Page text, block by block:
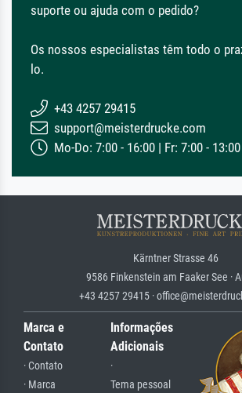
suporte ou ajuda com o pedido?
Os nossos especialistas têm todo o
lo.
+43 4257 29415
support@meisterdrucke.com
Mo-Do: 7:00 - 16:00 | Fr: 7:00 - 13:00
Kärntner Strasse 46
9586 Finkenstein am Faaker See ·
+43 4257 29415 ·
Marca e
Contato
· Contato
· Marca
Informações
Adicionais
·
Tema pessoal